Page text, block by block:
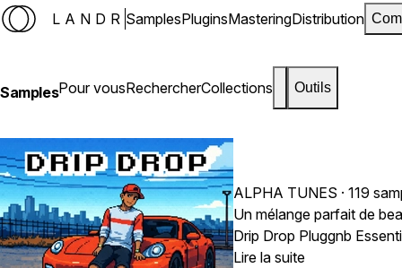
LANDR SamplesPluginsMasteringDistribution
SamplesPour vousRechercherCollections Outils
ALPHA TUNES · 119
Un mélange parfait de
Drip Drop Pluggnb
et en pleine expansion :
Lire la suite